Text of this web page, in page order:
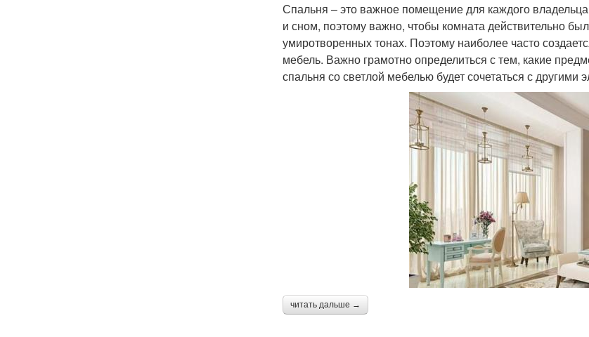
Спальня – это важное помещение для каждого
и сном, поэтому важно, чтобы комната действительно
умиротворенных тонах. Поэтому наиболее часто
мебель. Важно грамотно определиться с тем, какие
спальня со светлой мебелью будет сочетаться с другими
читать дальше →